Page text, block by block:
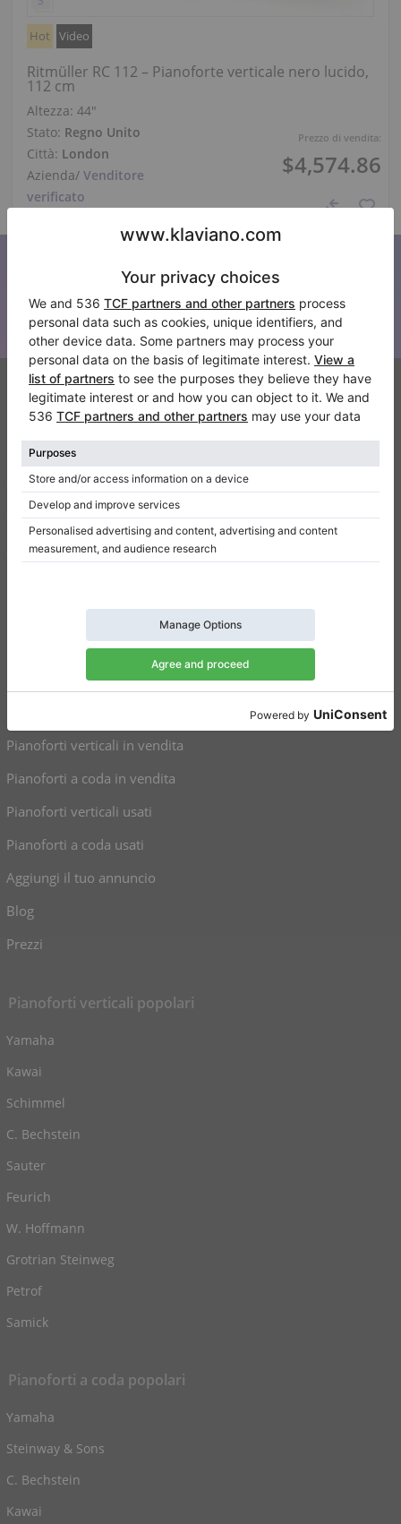
Prezzo di vendita:
$4,574.86
Hot Video
Ritmüller RC 112 – Pianoforte verticale nero lucido,
112 cm
Altezza: 44″
Stato: Regno Unito
Città: London
Azienda/ Venditore
verificato
Iscriviti alla nostra newsletter
Tenetevi aggiornati su tutte le novità di Klaviano
Klaviano
FAQ
Contatto
Chi siamo
Scrivi una recensione
Politica della privacy
Impostazioni per il consenso
Pianoforti verticali in vendita
Pianoforti a coda in vendita
Pianoforti verticali usati
Pianoforti a coda usati
Aggiungi il tuo annuncio
Blog
Prezzi
Pianoforti verticali popolari
Yamaha
Kawai
Schimmel
C. Bechstein
Sauter
Feurich
W. Hoffmann
Grotrian Steinweg
Petrof
Samick
Pianoforti a coda popolari
Yamaha
Steinway & Sons
C. Bechstein
Kawai